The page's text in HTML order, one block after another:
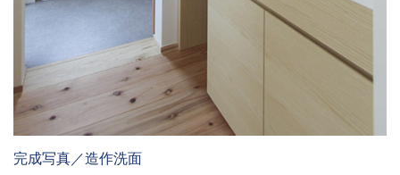
完成写真／造作洗面